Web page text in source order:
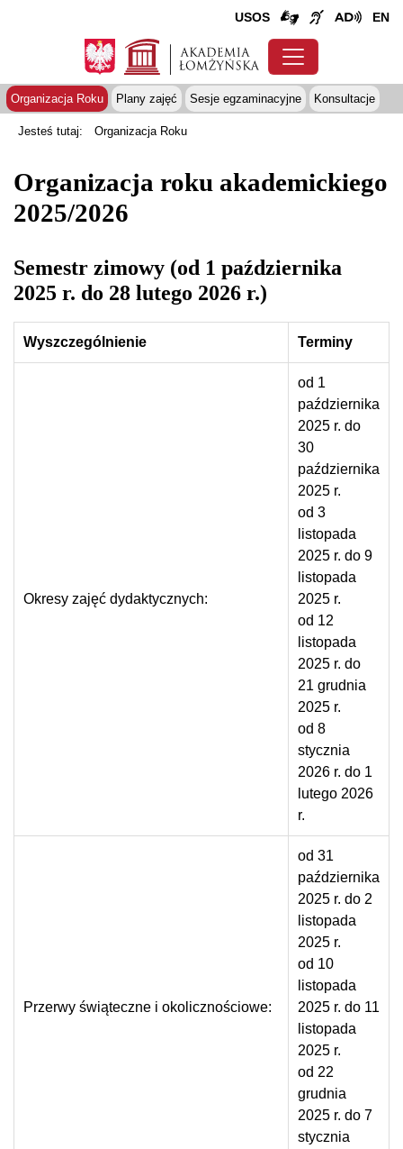
USOS EN
Organizacja Roku Plany zajęć Sesje egzaminacyjne Konsultacje
Jesteś tutaj: Organizacja Roku
Organizacja roku akademickiego
2025/2026
Semestr zimowy (od 1 października
2025 r. do 28 lutego 2026 r.)
Wyszczególnienie Terminy
Okresy zajęć dydaktycznych:
od 1
października
2025 r. do
30
października
2025 r.
od 3
listopada
2025 r. do 9
listopada
2025 r.
od 12
listopada
2025 r. do
21 grudnia
2025 r.
od 8
stycznia
2026 r. do 1
lutego 2026
r.
Przerwy świąteczne i okolicznościowe:
od 31
października
2025 r. do 2
listopada
2025 r.
od 10
listopada
2025 r. do 11
listopada
2025 r.
od 22
grudnia
2025 r. do 7
stycznia